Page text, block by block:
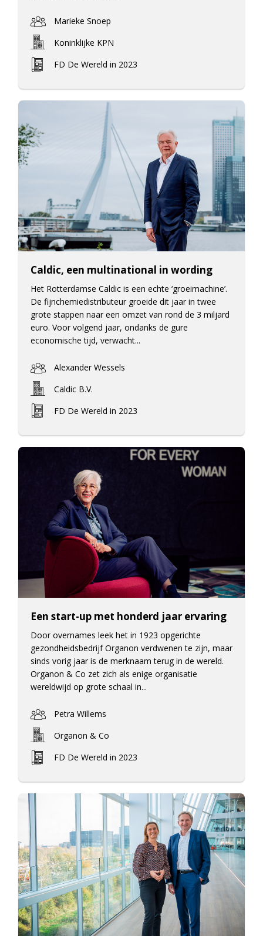
Marieke Snoep
Koninklijke KPN
FD De Wereld in 2023
Caldic, een multinational in wording
Het Rotterdamse Caldic is een echte ‘groeimachine’.
De fijnchemiedistributeur groeide dit jaar in twee
grote stappen naar een omzet van rond de 3 miljard
euro. Voor volgend jaar, ondanks de gure
economische tijd, verwacht...
Alexander Wessels
Caldic B.V.
FD De Wereld in 2023
Een start-up met honderd jaar ervaring
Door overnames leek het in 1923 opgerichte
gezondheidsbedrijf Organon verdwenen te zijn, maar
sinds vorig jaar is de merknaam terug in de wereld.
Organon & Co zet zich als enige organisatie
wereldwijd op grote schaal in...
Petra Willems
Organon & Co
FD De Wereld in 2023